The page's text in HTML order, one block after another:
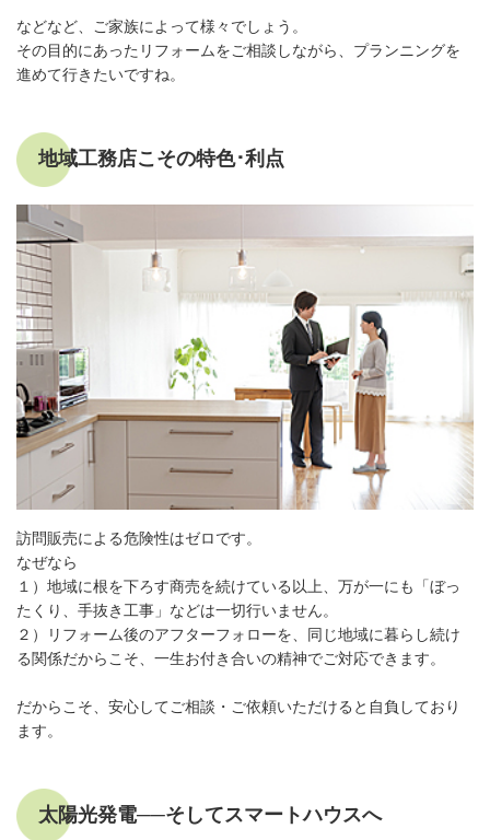
などなど、ご家族によって様々でしょう。
その目的にあったリフォームをご相談しながら、プランニングを
進めて行きたいですね。
地域工務店こその特色･利点
訪問販売による危険性はゼロです。
なぜなら
１）地域に根を下ろす商売を続けている以上、万が一にも「ぼっ
たくり、手抜き工事」などは一切行いません。
２）リフォーム後のアフターフォローを、同じ地域に暮らし続け
る関係だからこそ、一生お付き合いの精神でご対応できます。
だからこそ、安心してご相談・ご依頼いただけると自負しており
ます。
太陽光発電──そしてスマートハウスへ